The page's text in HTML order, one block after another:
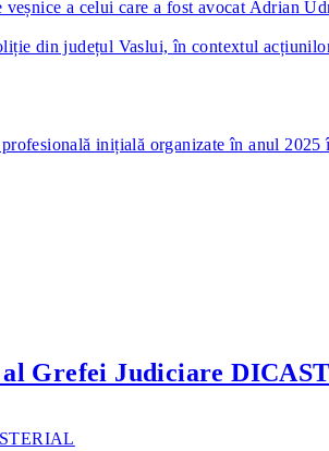
a celui care a fost avocat Adrian
din județul Vaslui, în contextul
inițială organizate în anul 2025
al Grefei Judiciare